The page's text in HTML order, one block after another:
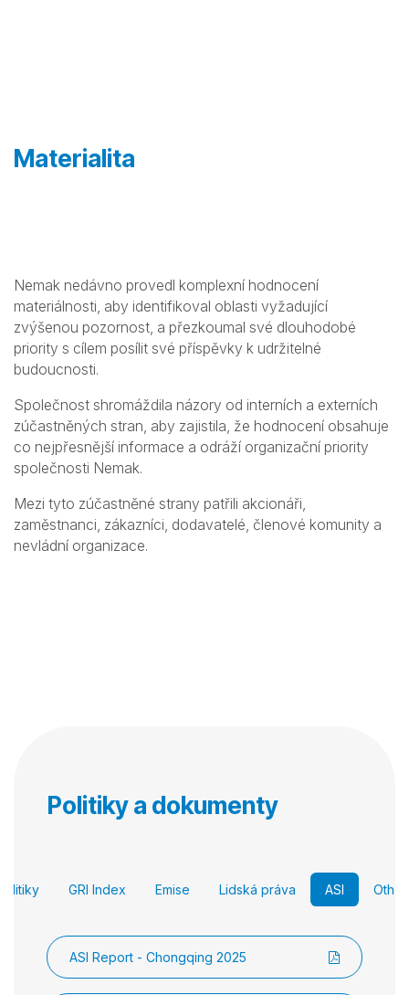
Materialita
Nemak nedávno provedl komplexní hodnocení
materiálnosti, aby identifikoval oblasti vyžadující
zvýšenou pozornost, a přezkoumal své dlouhodobé
priority s cílem posílit své příspěvky k udržitelné
budoucnosti.
Společnost shromáždila názory od interních a externích
zúčastněných stran, aby zajistila, že hodnocení obsahuje
co nejpřesnější informace a odráží organizační priority
společnosti Nemak.
Mezi tyto zúčastněné strany patřili akcionáři,
zaměstnanci, zákazníci, dodavatelé, členové komunity a
nevládní organizace.
Politiky a dokumenty
GRI Index Emise Lidská práva ASI
ASI Report - Chongqing 2025